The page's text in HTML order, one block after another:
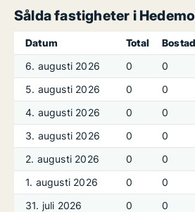
Sålda fastigheter i
Datum Total
6. augusti 2026
0 0
5. augusti 2026
0 0
4. augusti 2026
0 0
3. augusti 2026
0 0
2. augusti 2026
0 0
1. augusti 2026
0 0
31. juli 2026
0 0